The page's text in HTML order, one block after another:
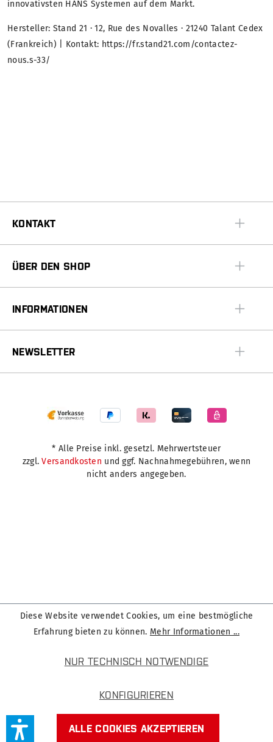
innovativsten HANS Systemen auf dem Markt.
Hersteller: Stand 21 · 12, Rue des Novalles · 21240 Talant Cedex
(Frankreich) | Kontakt: https://fr.stand21.com/contactez-
nous.s-33/
KONTAKT
ÜBER DEN SHOP
INFORMATIONEN
NEWSLETTER
* Alle Preise inkl. gesetzl. Mehrwertsteuer
zzgl.Versandkosten und ggf. Nachnahmegebühren, wenn
nicht anders angegeben.
Diese Website verwendet Cookies, um eine bestmögliche
Erfahrung bieten zu können. Mehr Informationen ...
NUR TECHNISCH NOTWENDIGE
KONFIGURIEREN
ALLE COOKIES AKZEPTIEREN